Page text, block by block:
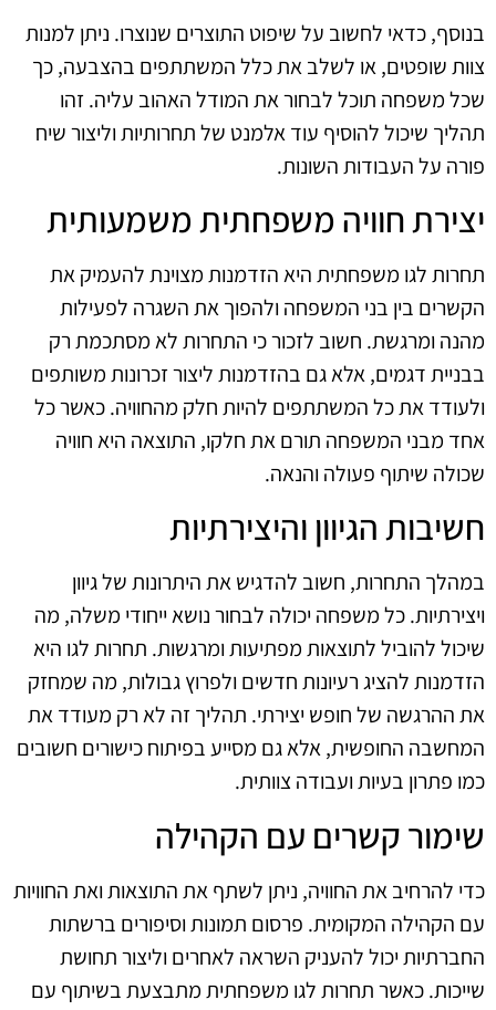
בנוסף, כדאי לחשוב על שיפוט התוצרים שנוצרו. ניתן למנות
צוות שופטים, או לשלב את כלל המשתתפים בהצבעה, כך
שכל משפחה תוכל לבחור את המודל האהוב עליה. זהו
תהליך שיכול להוסיף עוד אלמנט של תחרותיות וליצור שיח
פורה על העבודות השונות.
יצירת חוויה משפחתית משמעותית
תחרות לגו משפחתית היא הזדמנות מצוינת להעמיק את
הקשרים בין בני המשפחה ולהפוך את השגרה לפעילות
מהנה ומרגשת. חשוב לזכור כי התחרות לא מסתכמת רק
בבניית דגמים, אלא גם בהזדמנות ליצור זכרונות משותפים
ולעודד את כל המשתתפים להיות חלק מהחוויה. כאשר כל
אחד מבני המשפחה תורם את חלקו, התוצאה היא חוויה
שכולה שיתוף פעולה והנאה.
חשיבות הגיוון והיצירתיות
במהלך התחרות, חשוב להדגיש את היתרונות של גיוון
ויצירתיות. כל משפחה יכולה לבחור נושא ייחודי משלה, מה
שיכול להוביל לתוצאות מפתיעות ומרגשות. תחרות לגו היא
הזדמנות להציג רעיונות חדשים ולפרוץ גבולות, מה שמחזק
את ההרגשה של חופש יצירתי. תהליך זה לא רק מעודד את
המחשבה החופשית, אלא גם מסייע בפיתוח כישורים חשובים
כמו פתרון בעיות ועבודה צוותית.
שימור קשרים עם הקהילה
כדי להרחיב את החוויה, ניתן לשתף את התוצאות ואת החוויות
עם הקהילה המקומית. פרסום תמונות וסיפורים ברשתות
החברתיות יכול להעניק השראה לאחרים וליצור תחושת
שייכות. כאשר תחרות לגו משפחתית מתבצעת בשיתוף עם